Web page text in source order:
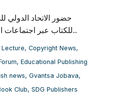
حضور الاتحاد
للكتاب عبر اجتماعات اللجان والحوارات المهنية...
, Copyright News,
, Educational Publishing
news, Gvantsa Jobava,
Club, SDG Publishers